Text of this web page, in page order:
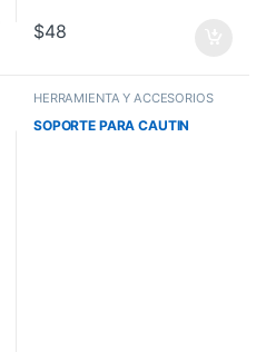
$48
HERRAMIENTA Y ACCESORIOS
SOPORTE PARA CAUTIN